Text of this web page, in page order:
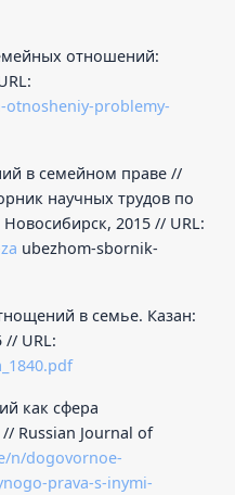
отношений:
problemy-
в семейном праве //
научных трудов по
2015 // URL:
ubezhom-sbornik-
в семье. Казан:
// URL:
как сфера
Russian Journal of
n/dogovornoe-
prava-s-inymi-